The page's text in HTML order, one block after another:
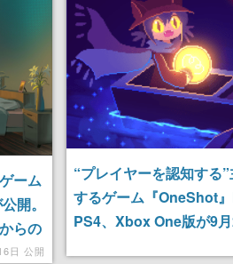
ーム
開。
らの
日 公開
“プレイヤーを認知する
するゲーム『OneShot
PS4、Xbox One版が9